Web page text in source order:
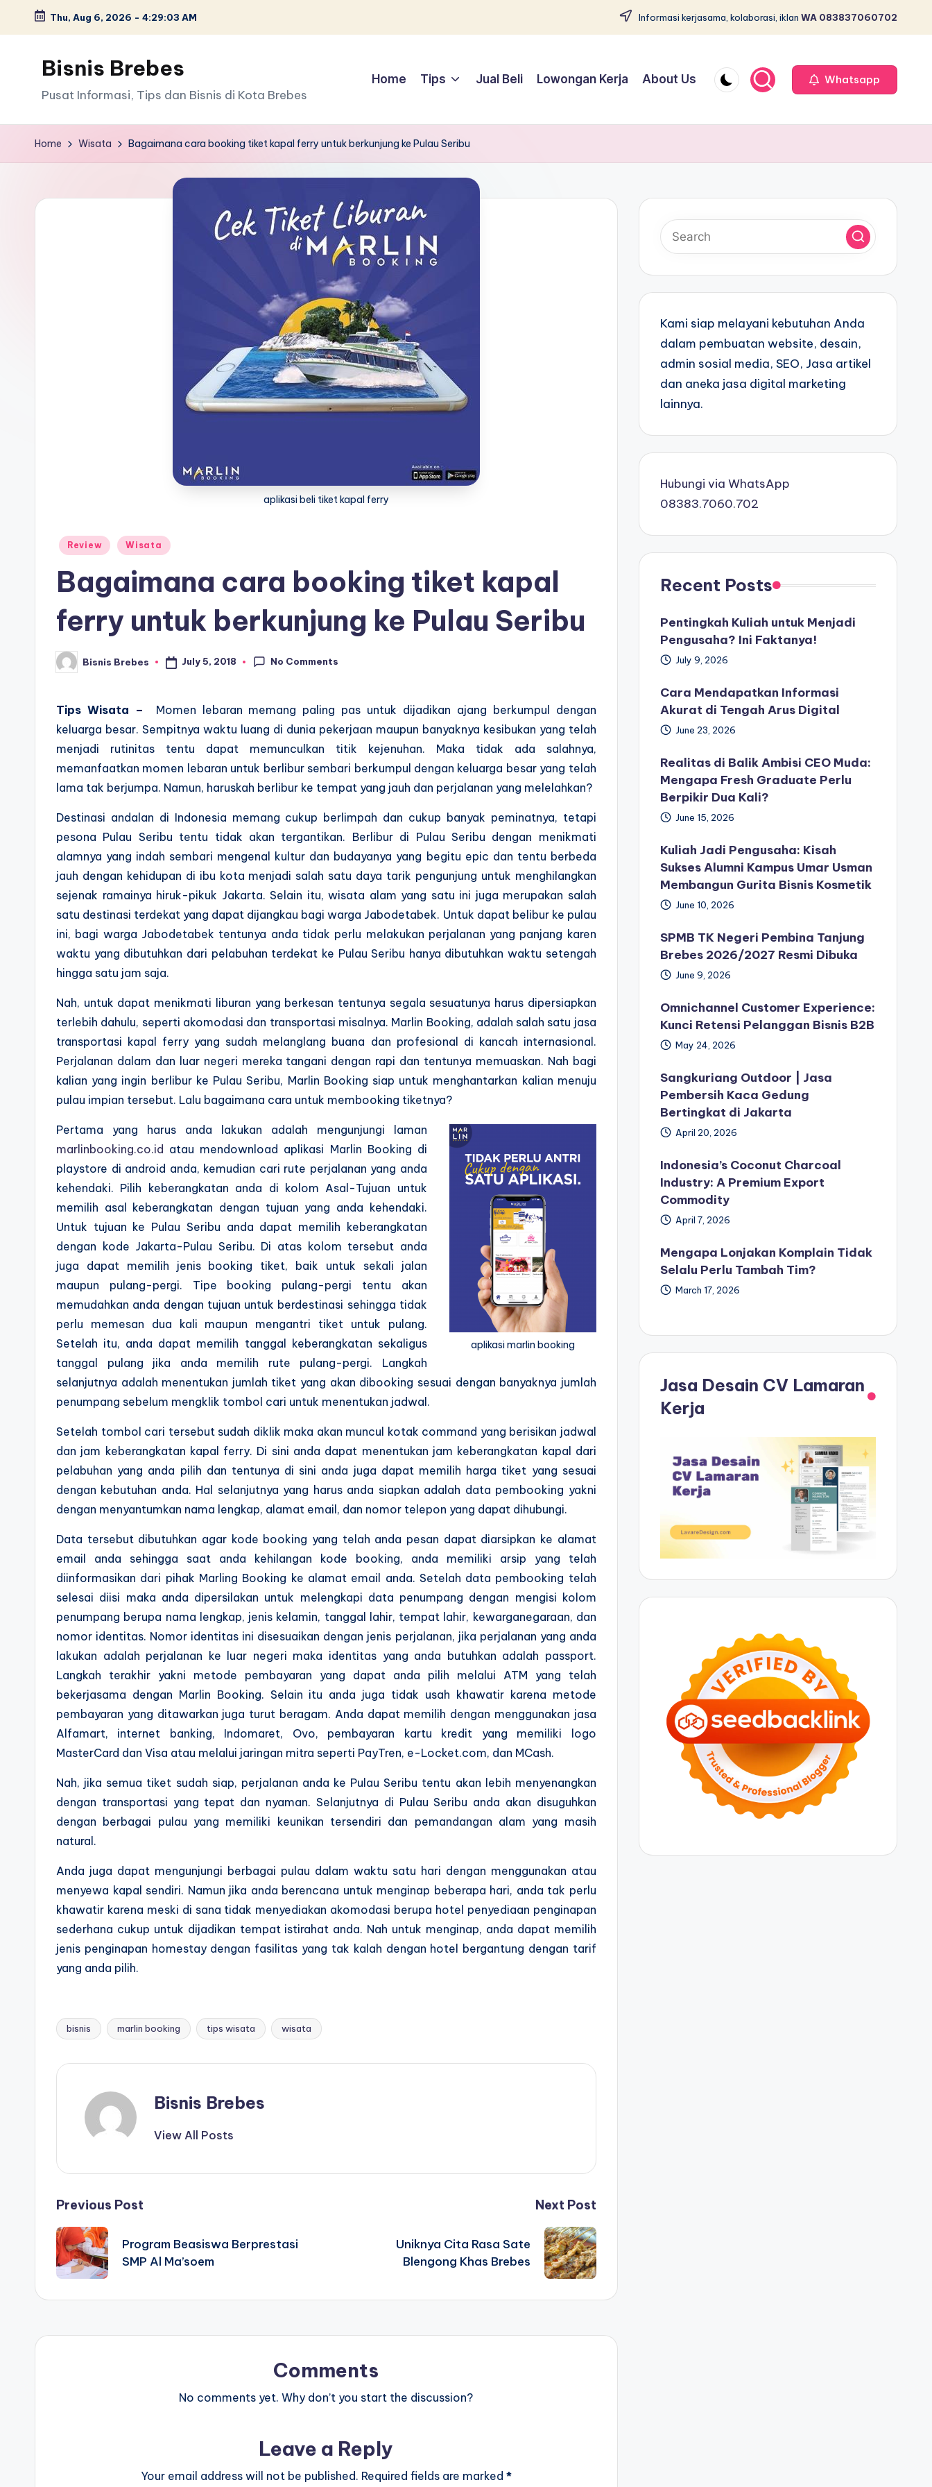
Skip
content
Thu, Aug 6, 2026 - 4:29:04 AM Informasi kerjasama, kolaborasi, iklan WA 083837060702
Bisnis Brebes
Pusat Informasi, Tips dan Bisnis di Kota Brebes
Home Tips Jual Beli Lowongan Kerja About Us Whatsapp
Home Wisata Bagaimana cara booking tiket kapal ferry untuk berkunjung ke Pulau Seribu
aplikasi beli tiket kapal ferry
Posted
Review Wisata
Bagaimana cara booking tiket kapal
ferry untuk berkunjung ke Pulau Seribu
Posted
by
Bisnis Brebes July 5, 2018 No Comments
Tips Wisata –
Momen lebaran memang paling pas untuk dijadikan ajang berkumpul dengan
keluarga besar. Sempitnya waktu luang di dunia pekerjaan maupun banyaknya kesibukan yang telah
menjadi rutinitas tentu dapat memunculkan titik kejenuhan. Maka tidak ada salahnya,
memanfaatkan momen lebaran untuk berlibur sembari berkumpul dengan keluarga besar yang telah
lama tak berjumpa. Namun, haruskah berlibur ke tempat yang jauh dan perjalanan yang melelahkan?
Destinasi andalan di Indonesia memang cukup berlimpah dan cukup banyak peminatnya, tetapi
pesona Pulau Seribu tentu tidak akan tergantikan. Berlibur di Pulau Seribu dengan menikmati
alamnya yang indah sembari mengenal kultur dan budayanya yang begitu epic dan tentu berbeda
jauh dengan kehidupan di ibu kota menjadi salah satu daya tarik pengunjung untuk menghilangkan
sejenak ramainya hiruk-pikuk Jakarta. Selain itu, wisata alam yang satu ini juga merupakan salah
satu destinasi terdekat yang dapat dijangkau bagi warga Jabodetabek. Untuk dapat belibur ke pulau
ini, bagi warga Jabodetabek tentunya anda tidak perlu melakukan perjalanan yang panjang karen
waktu yang dibutuhkan dari pelabuhan terdekat ke Pulau Seribu hanya dibutuhkan waktu setengah
hingga satu jam saja.
Nah, untuk dapat menikmati liburan yang berkesan tentunya segala sesuatunya harus dipersiapkan
terlebih dahulu, seperti akomodasi dan transportasi misalnya. Marlin Booking, adalah salah satu jasa
transportasi kapal ferry yang sudah melanglang buana dan profesional di kancah internasional.
Perjalanan dalam dan luar negeri mereka tangani dengan rapi dan tentunya memuaskan. Nah bagi
kalian yang ingin berlibur ke Pulau Seribu, Marlin Booking siap untuk menghantarkan kalian menuju
pulau impian tersebut. Lalu bagaimana cara untuk membooking tiketnya?
aplikasi marlin booking
Pertama yang harus anda lakukan adalah mengunjungi laman
marlinbooking.co.id atau mendownload aplikasi Marlin Booking di
playstore di android anda, kemudian cari rute perjalanan yang anda
kehendaki. Pilih keberangkatan anda di kolom Asal-Tujuan untuk
memilih asal keberangkatan dengan tujuan yang anda kehendaki.
Untuk tujuan ke Pulau Seribu anda dapat memilih keberangkatan
dengan kode Jakarta-Pulau Seribu. Di atas kolom tersebut anda
juga dapat memilih jenis booking tiket, baik untuk sekali jalan
maupun pulang-pergi. Tipe booking pulang-pergi tentu akan
memudahkan anda dengan tujuan untuk berdestinasi sehingga tidak
perlu memesan dua kali maupun mengantri tiket untuk pulang.
Setelah itu, anda dapat memilih tanggal keberangkatan sekaligus
tanggal pulang jika anda memilih rute pulang-pergi. Langkah
selanjutnya adalah menentukan jumlah tiket yang akan dibooking sesuai dengan banyaknya jumlah
penumpang sebelum mengklik tombol cari untuk menentukan jadwal.
Setelah tombol cari tersebut sudah diklik maka akan muncul kotak command yang berisikan jadwal
dan jam keberangkatan kapal ferry. Di sini anda dapat menentukan jam keberangkatan kapal dari
pelabuhan yang anda pilih dan tentunya di sini anda juga dapat memilih harga tiket yang sesuai
dengan kebutuhan anda. Hal selanjutnya yang harus anda siapkan adalah data pembooking yakni
dengan menyantumkan nama lengkap, alamat email, dan nomor telepon yang dapat dihubungi.
Data tersebut dibutuhkan agar kode booking yang telah anda pesan dapat diarsipkan ke alamat
email anda sehingga saat anda kehilangan kode booking, anda memiliki arsip yang telah
diinformasikan dari pihak Marling Booking ke alamat email anda. Setelah data pembooking telah
selesai diisi maka anda dipersilakan untuk melengkapi data penumpang dengan mengisi kolom
penumpang berupa nama lengkap, jenis kelamin, tanggal lahir, tempat lahir, kewarganegaraan, dan
nomor identitas. Nomor identitas ini disesuaikan dengan jenis perjalanan, jika perjalanan yang anda
lakukan adalah perjalanan ke luar negeri maka identitas yang anda butuhkan adalah passport.
Langkah terakhir yakni metode pembayaran yang dapat anda pilih melalui ATM yang telah
bekerjasama dengan Marlin Booking. Selain itu anda juga tidak usah khawatir karena metode
pembayaran yang ditawarkan juga turut beragam. Anda dapat memilih dengan menggunakan jasa
Alfamart, internet banking, Indomaret, Ovo, pembayaran kartu kredit yang memiliki logo
MasterCard dan Visa atau melalui jaringan mitra seperti PayTren, e-Locket.com, dan MCash.
Nah, jika semua tiket sudah siap, perjalanan anda ke Pulau Seribu tentu akan lebih menyenangkan
dengan transportasi yang tepat dan nyaman. Selanjutnya di Pulau Seribu anda akan disuguhkan
dengan berbagai pulau yang memiliki keunikan tersendiri dan pemandangan alam yang masih
natural.
Anda juga dapat mengunjungi berbagai pulau dalam waktu satu hari dengan menggunakan atau
menyewa kapal sendiri. Namun jika anda berencana untuk menginap beberapa hari, anda tak perlu
khawatir karena meski di sana tidak menyediakan akomodasi berupa hotel penyediaan penginapan
sederhana cukup untuk dijadikan tempat istirahat anda. Nah untuk menginap, anda dapat memilih
jenis penginapan homestay dengan fasilitas yang tak kalah dengan hotel bergantung dengan tarif
yang anda pilih.
Tags:
bisnis marlin booking tips wisata wisata
Bisnis Brebes
View All Posts
Post
navigation
Previous Post
Program Beasiswa Berprestasi
SMP Al Ma’soem
Next Post
Uniknya Cita Rasa Sate
Blengong Khas Brebes
Comments
No comments yet. Why don’t you start the discussion?
Leave a Reply
Your email address will not be published. Required fields are marked *
Kami siap melayani kebutuhan Anda
dalam pembuatan website, desain,
admin sosial media, SEO, Jasa artikel
dan aneka jasa digital marketing
lainnya.
Hubungi via WhatsApp
08383.7060.702
Recent Posts
Pentingkah Kuliah untuk Menjadi
Pengusaha? Ini Faktanya!
July 9, 2026
Cara Mendapatkan Informasi
Akurat di Tengah Arus Digital
June 23, 2026
Realitas di Balik Ambisi CEO Muda:
Mengapa Fresh Graduate Perlu
Berpikir Dua Kali?
June 15, 2026
Kuliah Jadi Pengusaha: Kisah
Sukses Alumni Kampus Umar Usman
Membangun Gurita Bisnis Kosmetik
June 10, 2026
SPMB TK Negeri Pembina Tanjung
Brebes 2026/2027 Resmi Dibuka
June 9, 2026
Omnichannel Customer Experience:
Kunci Retensi Pelanggan Bisnis B2B
May 24, 2026
Sangkuriang Outdoor | Jasa
Pembersih Kaca Gedung
Bertingkat di Jakarta
April 20, 2026
Indonesia’s Coconut Charcoal
Industry: A Premium Export
Commodity
April 7, 2026
Mengapa Lonjakan Komplain Tidak
Selalu Perlu Tambah Tim?
March 17, 2026
Jasa Desain CV Lamaran
Kerja